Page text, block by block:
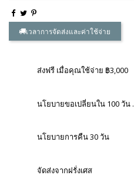
เวลาการจัดส่งและค่าใช้จ่าย
ส่งฟรี เมื่อคุณใช้จ่าย ฿3,000
นโยบายขอเปลี่ยนใน 100 วัน .
นโยบายการคืน 30 วัน
จัดส่งจากฝรั่งเศส